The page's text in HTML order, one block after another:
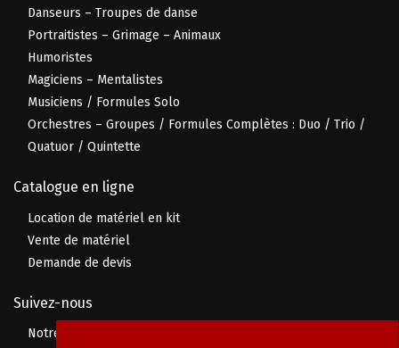
Danseurs – Troupes de danse
Portraitistes – Grimage – Animaux
Humoristes
Magiciens – Mentalistes
Musiciens / Formules Solo
Orchestres – Groupes / Formules Complètes : Duo / Trio /
Quatuor / Quintette
Catalogue en ligne
Location de matériel en kit
Vente de matériel
Demande de devis
Suivez-nous
Notre page Facebook